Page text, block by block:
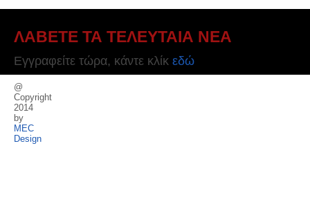
ΛΑΒΕΤΕ ΤΑ ΤΕΛΕΥΤΑΙΑ ΝΕΑ
Εγγραφείτε τώρα, κάντε κλίκ εδώ
@
Copyright
2014
by
MEC
Design